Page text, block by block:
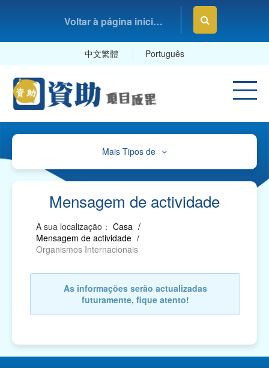
Voltar à página inicial da Fundação Macau
中文繁體 Português
Mais Tipos de
Cultura, Desporto e Lazer
Educação e Estudos
Serviços Sociais
Campanhas de Actividades Filantrópicas, Voluntárias
Associações Cívicas e de Conterrâneos
Mensagem de actividade
A sua localização： Casa /
Mensagem de actividade /
Organismos Internacionais
As informações serão actualizadas
futuramente, fique atento!